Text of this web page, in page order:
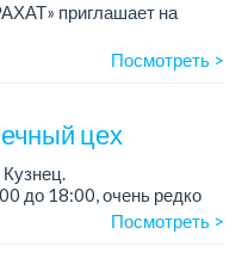
приглашает на
Посмотреть >
цех
до 18:00, очень редко
Посмотреть >